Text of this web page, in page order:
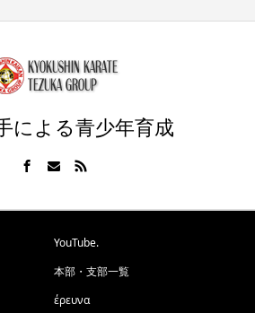
による青少年育成
YouTube.
本部・支部一覧
έρευνα